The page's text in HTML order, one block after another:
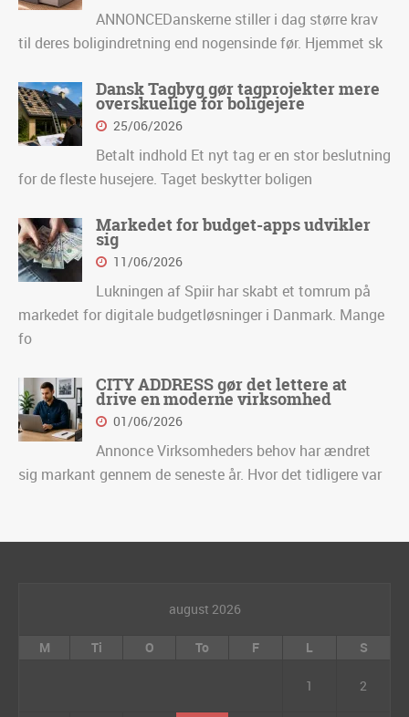
ANNONCEDanskerne stiller i dag større krav
til deres boligindretning end nogensinde før. Hjemmet sk
Dansk Tagbyg gør tagprojekter mere
overskuelige for boligejere
25/06/2026
Betalt indhold Et nyt tag er en stor beslutning
for de fleste husejere. Taget beskytter boligen
Markedet for budget-apps udvikler
sig
11/06/2026
Lukningen af Spiir har skabt et tomrum på
markedet for digitale budgetløsninger i Danmark. Mange
fo
CITY ADDRESS gør det lettere at
drive en moderne virksomhed
01/06/2026
Annonce Virksomheders behov har ændret
sig markant gennem de seneste år. Hvor det tidligere var
august 2026
M Ti O To F L S
1 2